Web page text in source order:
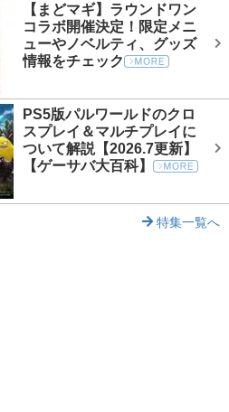
【まどマギ】ラウンドワン
コラボ開催決定！限定メニ
ューやノベルティ、グッズ
情報をチェック
PS5版パルワールドのクロ
スプレイ＆マルチプレイに
ついて解説【2026.7更新】
【ゲーサバ大百科】
特集一覧へ